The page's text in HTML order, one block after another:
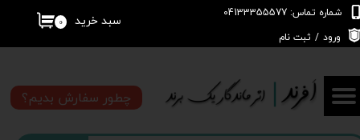
شماره تماس: 04133355577
۰ سبد خرید
ورود / ثبت نام
حساب کاربری من
تغییر گذر واژه
سفارشات
چطور سفارش بدیم؟